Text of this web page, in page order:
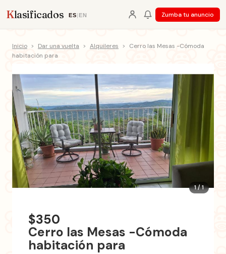
Klasificados ES| EN Zumba tu anuncio
Inicio > Dar una vuelta > Alquileres >
Cerro las Mesas -Cómoda
habitación para
1 / 1
$350
Cerro las Mesas -Cómoda
habitación para